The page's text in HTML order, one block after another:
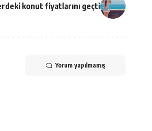
konut fiyatlarını geçti
Yorum yapılmamış